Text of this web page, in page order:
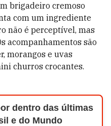
brigadeiro cremoso
com um ingrediente
não é perceptível, mas
acompanhamentos são
morangos e uvas
churros crocantes.
dentro das últimas
e do Mundo